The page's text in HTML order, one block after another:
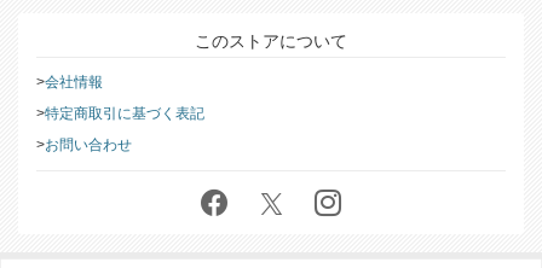
このストアについて
会社情報
特定商取引に基づく表記
お問い合わせ